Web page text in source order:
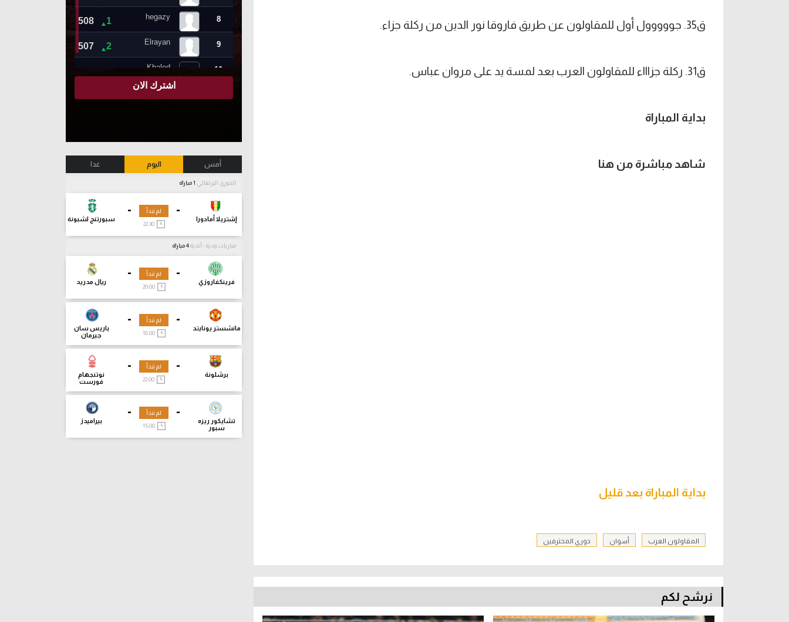
ق35. جووووول أول للمقاولون عن طريق فاروقا نور الدين من ركلة جزاء.
ق31. ركلة جزاااء للمقاولون العرب بعد لمسة يد على مروان عباس.
بداية المباراة
شاهد مباشرة من هنا
بداية المباراة بعد قليل
المقاولون العرب أسوان دوري المحترفين
نرشح لكم
أمس اليوم غدا
الدوري البرتغالي
-
إشتريلا أمادورا
-
سبورتنج لشبونة
لم تبدأ
22:30
مباريات ودية - أندية
-
فرينكفاروزي
-
ريال مدريد
لم تبدأ
20:00
-
مانشستر يونايتد
-
باريس سان
جيرمان
لم تبدأ
18:00
-
برشلونة
-
نوتنجهام
فورست
لم تبدأ
-
تشايكور ريزه
سبور
-
بيراميدز
لم تبدأ
15:00